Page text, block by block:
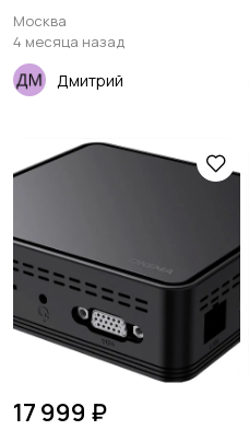
Москва
4 месяца назад
Дмитрий
17 999 ₽